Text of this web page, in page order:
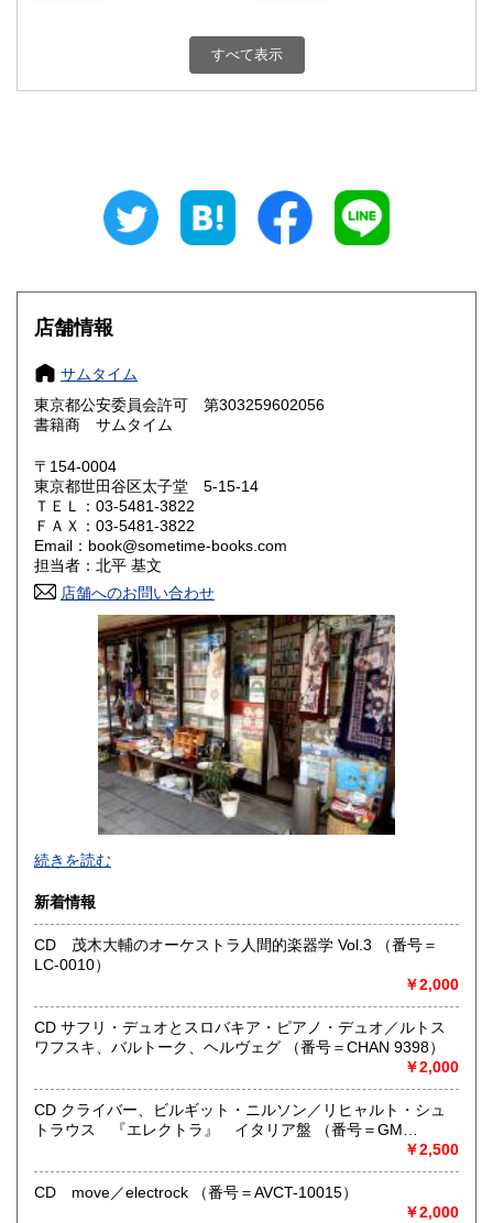
600円 富山県
600円 三重県
大阪府
奈良県
鳥取県 600円 島根県
岡山県
山口県 600円
香川県 愛媛県
高知県 600円
600円 長崎県
600円 大分県
600円 鹿児島県
600円
すべて表示
店舗情報
サムタイム
東京都公安委員会許可 第303259602056
書籍商 サムタイム
〒154-0004
東京都世田谷区太子堂 5-15-14
ＴＥＬ：03-5481-3822
ＦＡＸ：03-5481-3822
Email：book@sometime-books.com
担当者：北平 基文
店舗へのお問い合わせ
●当店では国内送料は無料です。（特記されたものを除きま
す）。
ール、定形外郵便、
ネコポス、ヤマト宅急便などでお届けしています。
但し、お客様が配送方法をご指定になる場合又は、
後払いをご希望の場合は送料の実費をお支払い頂きます。
代引きをご希望の場合は代引き手数料及び送料の実費をお
支払い下さい。
●公費ご購入を承ります。 送料は実費をご負担下さい。 お
支払いは後払いが可能です。
※当店は【インボイス制度】の適格請求書発行事業者では
ございません。
●当店では迅速な発送を心掛けています。
ご送金、ご決済の確認が出来ましたら通常24時間以内にお
●商品の発送に際しては水濡れ対策等、丁寧な梱包を心掛けて
続きを読む
新着情報
CD 茂木大輔のオーケストラ人間的楽器学 Vol.3 （番号＝
LC-0010）
￥2,000
CD サフリ・デュオとスロバキア・ピアノ・デュオ／ルトス
ワフスキ、バルトーク、ヘルヴェグ （番号＝CHAN 9398）
￥2,000
CD クライバー、ビルギット・ニルソン／リヒャルト・シュ
トラウス 『エレクトラ』 イタリア盤 （番号＝GM
￥2,500
CD move／electrock （番号＝AVCT-10015）
￥2,000